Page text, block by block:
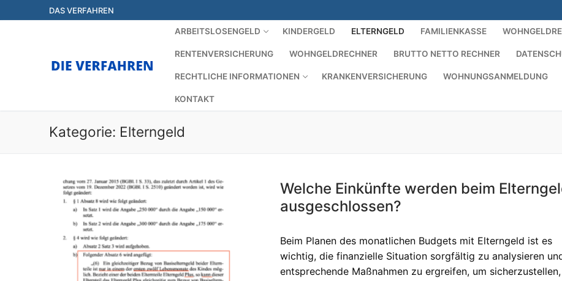
Inhalt
DAS VERFAHREN
ARBEITSLOSENGELD KINDERGELD ELTERNGELD FAMILIENKASSE
RENTENVERSICHERUNG WOHNGELDRECHNER BRUTTO NETTO RECHNER
RECHTLICHE INFORMATIONEN KRANKENVERSICHERUNG WOHNUNGSANMELDUNG
KONTAKT
Kategorie: Elterngeld
Welche Einkünfte werden beim
ausgeschlossen?
Beim Planen des monatlichen Budgets mit Elterngeld ist es
wichtig, die finanzielle Situation sorgfältig zu analysieren
entsprechende Maßnahmen zu ergreifen, um sicherzustellen,